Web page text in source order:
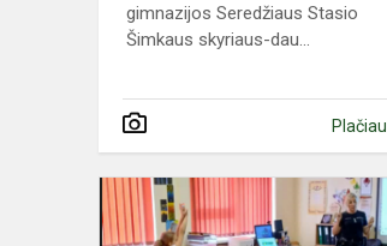
gimnazijos Seredžiaus Stasio
Šimkaus skyriaus-dau...
Plačiau